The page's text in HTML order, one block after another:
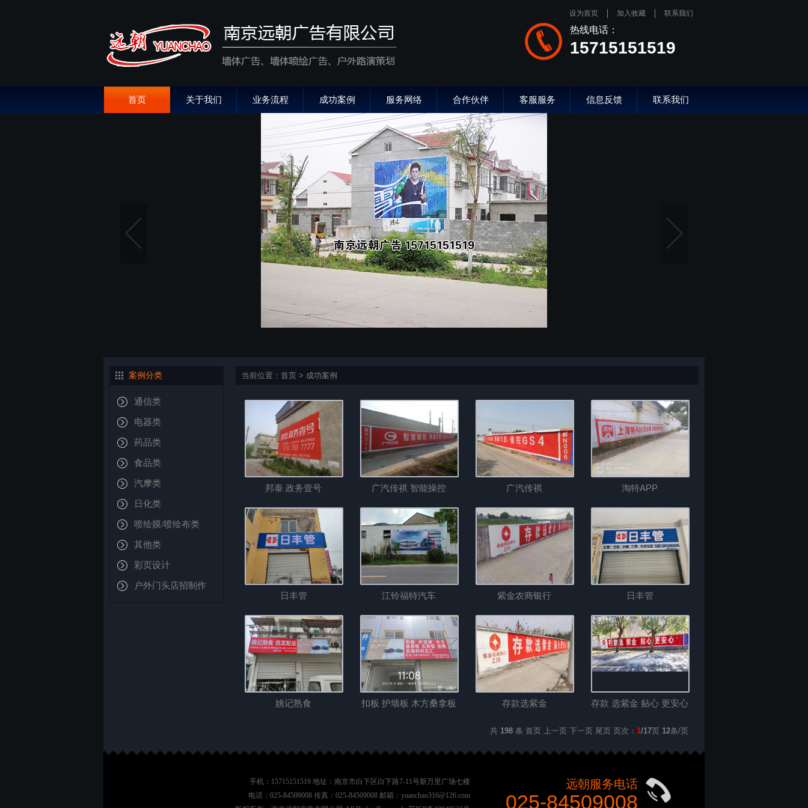
设为首页 加入收藏 联系我们
热线电话：
15715151519
首页 关于我们 业务流程 成功案例 服务网络 合作伙伴 客服服务 信息反馈 联系我们
案例分类
通信类
电器类
药品类
食品类
汽摩类
日化类
喷绘膜/喷绘布类
其他类
彩页设计
户外门头店招制作
当前位置： 首页 > 成功案例
邦泰 政务壹号 广汽传祺 智能操控 广汽传祺 淘特APP
日丰管 江铃福特汽车 紫金农商银行 日丰管
姚记熟食 扣板 护墙板 木方桑拿板 存款选紫金 存款 选紫金 贴心 更安心
共 198 条 首页 上一页 下一页 尾页 页次： 1/17页 12条/页
手机：15715151519 地址：南京市白下区白下路7-11号新万里广场七楼
电话：025-84509008 传真：025-84509008 邮箱：yuanchao316@126.com
远朝服务电话
025-84509008